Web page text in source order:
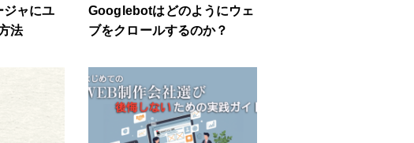
ャにユ
法
Googlebotはどのようにウェ
ブをクロールするのか？